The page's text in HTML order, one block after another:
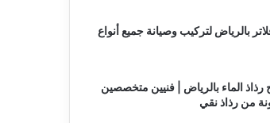
بالرياض لتركيب وصيانة جميع أنواع
الماء بالرياض | فنيين متخصصين
من رذاذ نقي